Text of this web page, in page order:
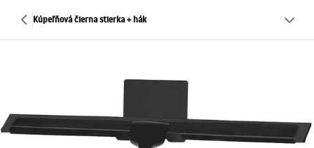
Kúpeľňová čierna stierka + hák